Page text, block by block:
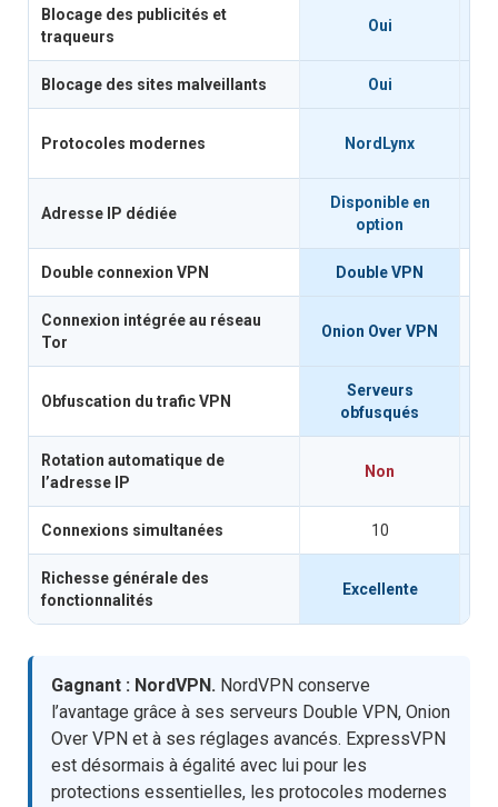
Blocage des publicités et
traqueurs
Oui
Blocage des sites malveillants Oui
Protocoles modernes NordLynx
Adresse IP dédiée
Disponible en
option
Double connexion VPN Double VPN
Connexion intégrée au réseau
Tor
Onion Over VPN
Obfuscation du trafic VPN
Serveurs
obfusqués
Rotation automatique de
l’adresse IP
Non
Connexions simultanées 10
Richesse générale des
fonctionnalités
Excellente
Gagnant : NordVPN. NordVPN conserve
l’avantage grâce à ses serveurs Double VPN, Onion
Over VPN et à ses réglages avancés. ExpressVPN
est désormais à égalité avec lui pour les
protections essentielles, les protocoles modernes